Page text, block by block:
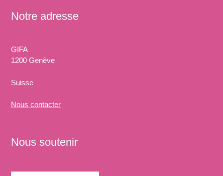
Notre adresse
GIFA
1200 Genève
Suisse
Nous contacter
Nous soutenir